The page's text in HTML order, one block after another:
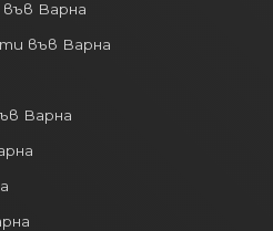
и
с най-развитата
летище София:
България,
Варна
във Варна
Варна